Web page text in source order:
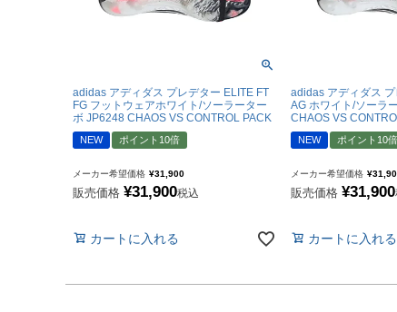
松本山雅FC商品SALEコーナー
【スクール生限定】松本山雅FCスクールウェア
ナショナルチーム
Jリーグ
ジュニアレプリカ
【JR】日本代表
【JR】ナショナル
adidas アディダス プレデター ELITE FT
FG フットウェアホワイト/ソーラーター
ボ JP6248 CHAOS VS CONTROL PACK
NEW ポイント10倍
メーカー希望価格 ¥31,900
販売価格 ¥31,900税込
カートに入れる
adidas アディダス
AG ホワイト/ソーラ
CHAOS VS
NEW ポイント10倍
メーカー希望価格 ¥
販売価格 ¥31,900
カートに入れる